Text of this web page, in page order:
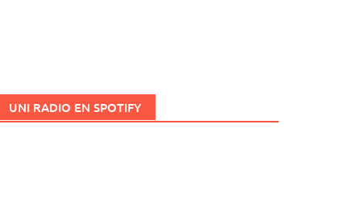
UNI RADIO EN SPOTIFY